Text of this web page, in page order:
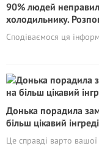
90% людей
холодильнику.
Сподіваємося ця
Донька порадила
більш цікавий
Це справді варто вашої